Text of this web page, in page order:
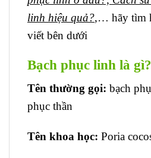
linh hiệu quả?,… hãy tìm
viết bên dưới
Bạch phục linh là gì?
Tên thường gọi: bạch
phục thần
Tên khoa học: Poria